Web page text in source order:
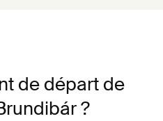
de départ de
?